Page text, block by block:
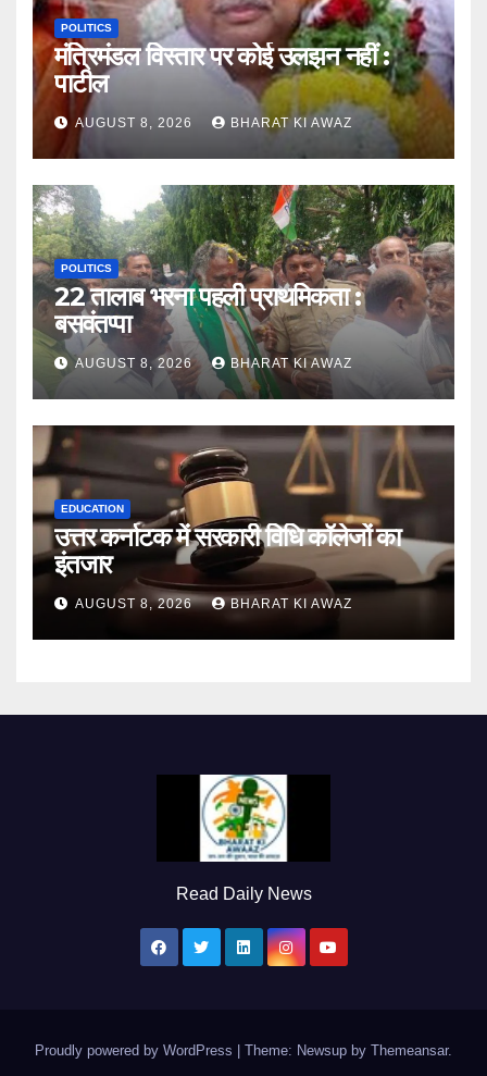
POLITICS
मंत्रिमंडल विस्तार पर कोई उलझन नहीं :
पाटील
AUGUST 8, 2026 BHARAT KI AWAZ
POLITICS
22 तालाब भरना पहली प्राथमिकता :
बसवंतप्पा
AUGUST 8, 2026 BHARAT KI AWAZ
EDUCATION
उत्तर कर्नाटक में सरकारी विधि कॉलेजों का
इंतजार
AUGUST 8, 2026 BHARAT KI AWAZ
Read Daily News
Proudly powered by WordPress Theme: Newsup by Themeansar.